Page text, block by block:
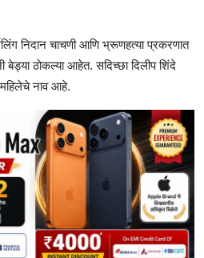
निदान चाचणी आणि भ्रूणहत्या प्रकरणात
ठोकल्या आहेत. सदिच्छा दिलीप शिंदे
नाव आहे.